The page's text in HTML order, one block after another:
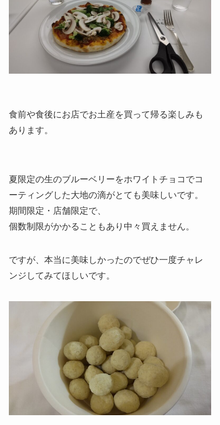
食前や食後にお店でお土産を買って帰る楽しみも
あります。
夏限定の生のブルーベリーをホワイトチョコでコ
ーティングした大地の滴がとても美味しいです。
期間限定・店舗限定で、
個数制限がかかることもあり中々買えません。
ですが、本当に美味しかったのでぜひ一度チャレ
ンジしてみてほしいです。